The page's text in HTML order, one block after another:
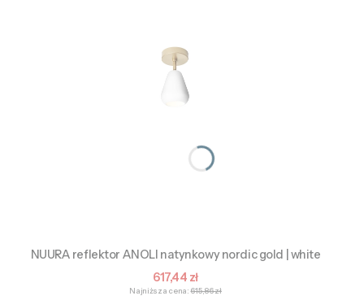
NUURA reflektor ANOLI natynkowy nordic gold | white
Cena promocyjna
617,44 zł
Najniższa cena: 615,86 zł